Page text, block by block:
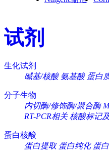
试剂
生化试剂
碱基/核酸 氨基酸 蛋白
分子生物
内切酶/修饰酶/聚合酶
RT-PCR相关 核酸标记
蛋白核酸
蛋白提取 蛋白纯化 蛋